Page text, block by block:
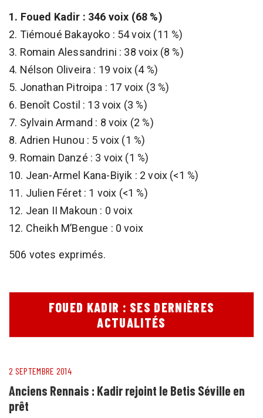
1. Foued Kadir : 346 voix (68 %)
2. Tiémoué Bakayoko : 54 voix (11 %)
3. Romain Alessandrini : 38 voix (8 %)
4. Nélson Oliveira : 19 voix (4 %)
5. Jonathan Pitroipa : 17 voix (3 %)
6. Benoît Costil : 13 voix (3 %)
7. Sylvain Armand : 8 voix (2 %)
8. Adrien Hunou : 5 voix (1 %)
9. Romain Danzé : 3 voix (1 %)
10. Jean-Armel Kana-Biyik : 2 voix (<1 %)
11. Julien Féret : 1 voix (<1 %)
12. Jean II Makoun : 0 voix
12. Cheikh M’Bengue : 0 voix
506 votes exprimés.
FOUED KADIR : SES DERNIÈRES
ACTUALITÉS
2 SEPTEMBRE 2014
Anciens Rennais : Kadir rejoint le Betis Séville en
prêt